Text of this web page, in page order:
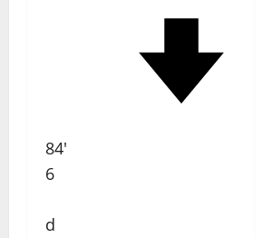
84'
6
d